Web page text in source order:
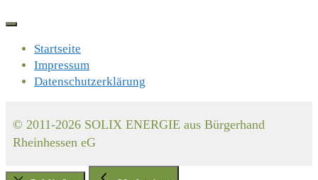
Startseite
Impressum
Datenschutzerklärung
© 2011-2026 SOLIX ENERGIE aus Bürgerhand
Rheinhessen eG